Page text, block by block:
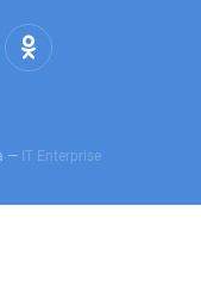
— IT Enterprise